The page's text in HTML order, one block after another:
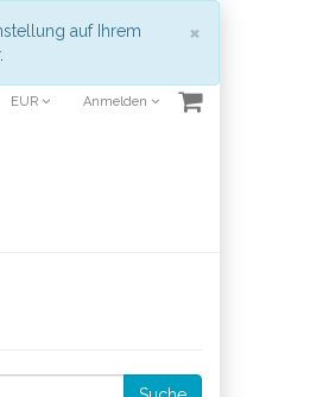
×
auf Ihrem
EUR Anmelden